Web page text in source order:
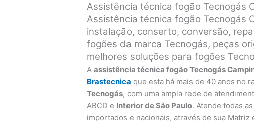
Assistência técnica fogão Tecnogás
Assistência técnica fogão Tecnogás
instalação, conserto, conversão,
fogões da marca Tecnogás, peças
melhores soluções para fogões
Aassistência técnica fogão Tecnogás
Brastecnica que esta há mais de 40 anos no
Tecnogás, com uma ampla rede de
ABCD e Interior de São Paulo. Atende todas
importados e nacionais, através de sua Matriz